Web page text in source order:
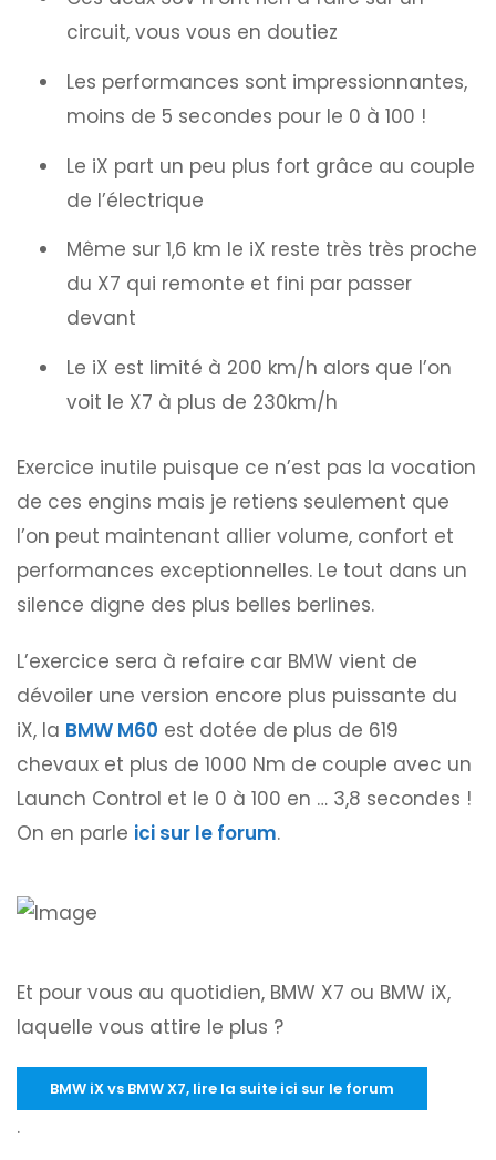
circuit, vous vous en doutiez
Les performances sont impressionnantes,
moins de 5 secondes pour le 0 à 100 !
Le iX part un peu plus fort grâce au couple
de l’électrique
Même sur 1,6 km le iX reste très très proche
du X7 qui remonte et fini par passer
devant
Le iX est limité à 200 km/h alors que l’on
voit le X7 à plus de 230km/h
Exercice inutile puisque ce n’est pas la vocation
de ces engins mais je retiens seulement que
l’on peut maintenant allier volume, confort et
performances exceptionnelles. Le tout dans un
silence digne des plus belles berlines.
L’exercice sera à refaire car BMW vient de
dévoiler une version encore plus puissante du
iX, la BMW M60 est dotée de plus de 619
chevaux et plus de 1000 Nm de couple avec un
Launch Control et le 0 à 100 en … 3,8 secondes !
On en parle ici sur le forum.
Et pour vous au quotidien, BMW X7 ou BMW iX,
laquelle vous attire le plus ?
BMW iX vs BMW X7, lire la suite ici sur le forum
.